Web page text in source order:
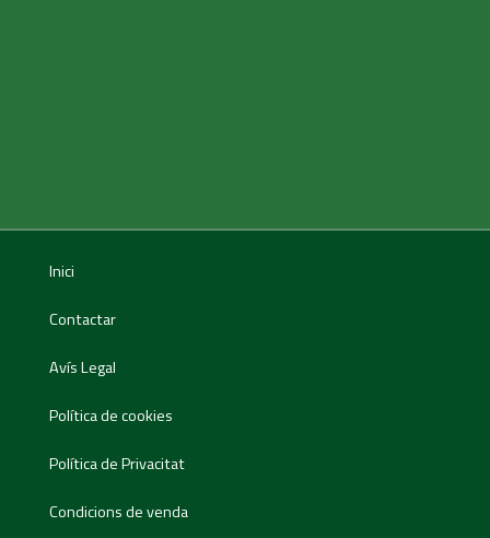
Inici
Contactar
Avís Legal
Política de cookies
Política de Privacitat
Condicions de venda